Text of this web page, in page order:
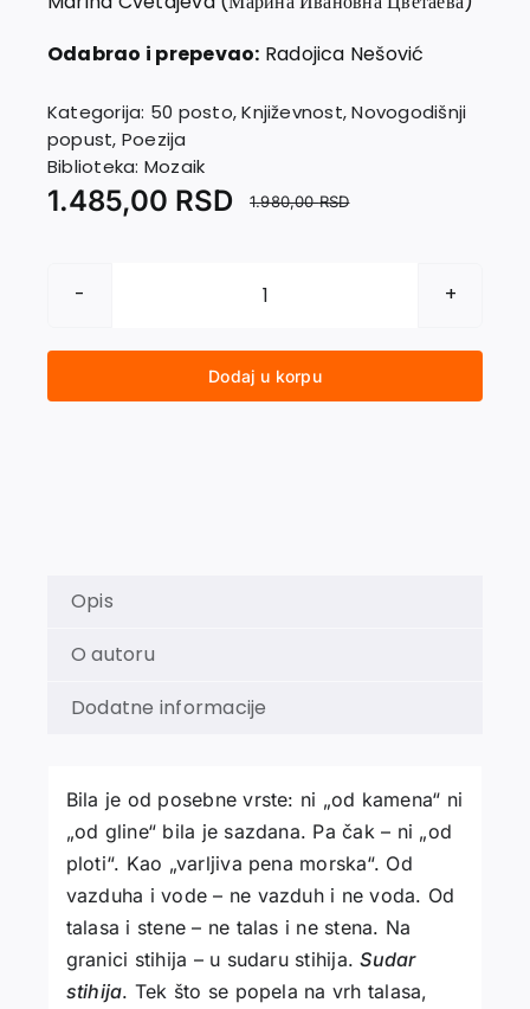
Kontakt
Odabrao i prepevao: Radojica Nešović
Kategorija: 50 posto,Književnost,Novogodišnji
popust, Poezija
Biblioteka: Mozaik
1.980,00RSD
1.485,00 RSD
MORSKA
PENA
IZBOR
Dodaj u korpu
Opis
O autoru
Dodatne informacije
Bila je od posebne vrste: ni „od kamena“ ni
„od gline“ bila je sazdana. Pa čak – ni „od
ploti“. Kao „varlјiva pena morska“. Od
vazduha i vode – ne vazduh i ne voda. Od
talasa i stene – ne talas i ne stena. Na
granici stihija – u sudaru stihija.Sudar
stihija. Tek što se popela na vrh talasa,